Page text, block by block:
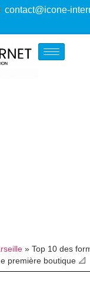
contact@icone-
» Top 10 des
première boutique 📐